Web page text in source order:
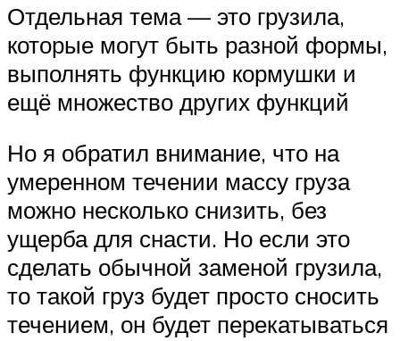
Отдельная тема — это грузила,
которые могут быть разной формы,
выполнять функцию кормушки и
ещё множество других функций
Но я обратил внимание, что на
умеренном течении массу груза
можно несколько снизить, без
ущерба для снасти. Но если это
сделать обычной заменой грузила,
то такой груз будет просто сносить
течением, он будет перекатываться